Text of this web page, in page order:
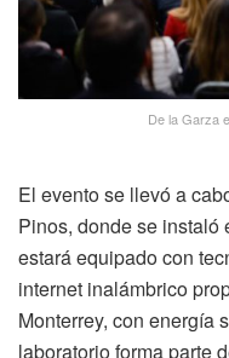
De la Garza
El evento se llevó a
Pinos, donde se instaló
estará equipado con
internet inalámbrico
Monterrey, con energía
laboratorio forma parte